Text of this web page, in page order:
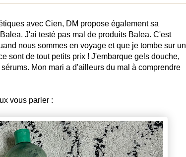
avec Cien, DM propose également sa
J'ai testé pas mal de produits Balea. C'est
nous sommes en voyage et que je tombe sur un
sont de tout petits prix ! J'embarque gels douche,
Mon mari a d'ailleurs du mal à comprendre
vous parler :